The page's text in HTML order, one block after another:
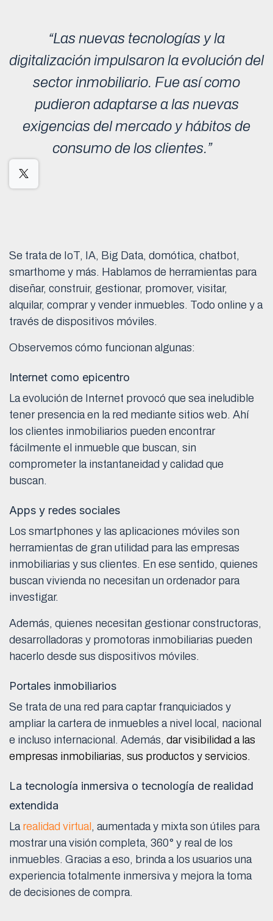
“Las nuevas tecnologías y la
digitalización impulsaron la evolución del
sector inmobiliario. Fue así como
pudieron adaptarse a las nuevas
exigencias del mercado y hábitos de
consumo de los clientes.”
Se trata de IoT, IA, Big Data, domótica, chatbot,
smarthome y más. Hablamos de herramientas para
diseñar, construir, gestionar, promover, visitar,
alquilar, comprar y vender inmuebles. Todo online y a
través de dispositivos móviles.
Observemos cómo funcionan algunas:
Internet como epicentro
La evolución de Internet provocó que sea ineludible
tener presencia en la red mediante sitios web. Ahí
los clientes inmobiliarios pueden encontrar
fácilmente el inmueble que buscan, sin
comprometer la instantaneidad y calidad que
buscan.
Apps y redes sociales
Los smartphones y las aplicaciones móviles son
herramientas de gran utilidad para las empresas
inmobiliarias y sus clientes. En ese sentido, quienes
buscan vivienda no necesitan un ordenador para
investigar.
Además, quienes necesitan gestionar constructoras,
desarrolladoras y promotoras inmobiliarias pueden
hacerlo desde sus dispositivos móviles.
Portales inmobiliarios
Se trata de una red para captar franquiciados y
ampliar la cartera de inmuebles a nivel local, nacional
e incluso internacional. Además, dar visibilidad a las
empresas inmobiliarias, sus productos y servicios.
La tecnología inmersiva o tecnología de realidad
extendida
La realidad virtual, aumentada y mixta son útiles para
mostrar una visión completa, 360° y real de los
inmuebles. Gracias a eso, brinda a los usuarios una
experiencia totalmente inmersiva y mejora la toma
de decisiones de compra.